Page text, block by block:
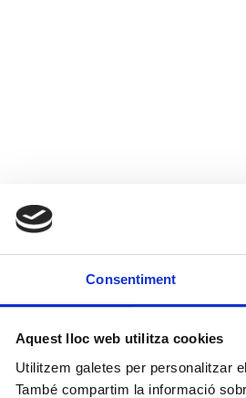
Consentiment
Aquest lloc web utilitza cookies
Utilitzem galetes per personalitzar
També compartim la informació